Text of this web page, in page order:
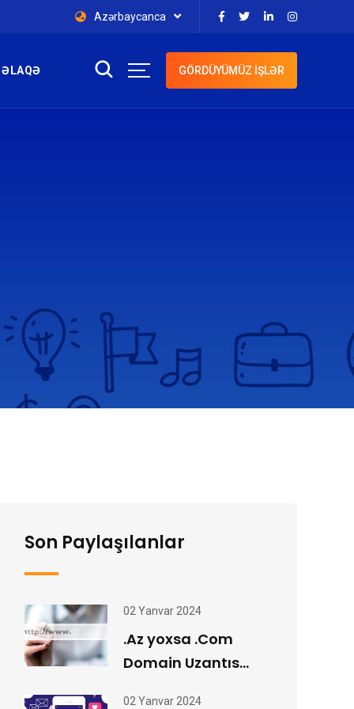
Azərbaycanca
GÖRDÜYÜMÜZ İŞLƏR
Son Paylaşılanlar
02 Yanvar 2024
.Az yoxsa .Com
Domain Uzantıs...
02 Yanvar 2024